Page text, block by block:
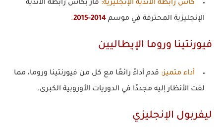
كأس رابطة الأندية الإنجليزية: فاز بكأس رابطة الأندية
الإنجليزية المحترفة في موسم 2014-2015
.
فيورنتينا وروما الإيطاليين
أداء متميز: قدم أداءً رائعًا مع كل من فيورنتينا وروما، مما
لفت الأنظار إليه مجددًا في الدوريات الأوروبية الكبرى.
ليفربول الإنجليزي